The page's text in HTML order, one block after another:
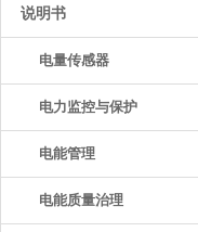
说明书
电量传感器
电力监控与保护
电能管理
电能质量治理